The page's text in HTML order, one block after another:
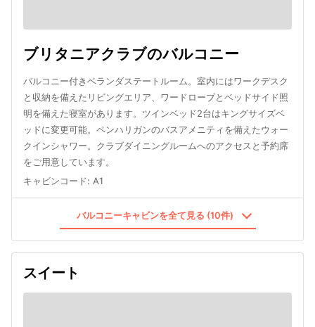
ブリタニアクラブのバルコニー
バルコニー付きベランダステートルーム。室内にはワークデスク
と収納を備えたリビングエリア、ワードローブとベッドサイド照
明を備えた寝室があります。ツインベッド2台はキングサイズベ
ッドに変更可能。ペンハリガンのバスアメニティを備えたウォー
クインシャワー。クラブダイニングルームへのアクセスと予約席
をご用意しています。
キャビンコード: A1
バルコニーキャビンを全て見る (10件)
スイート